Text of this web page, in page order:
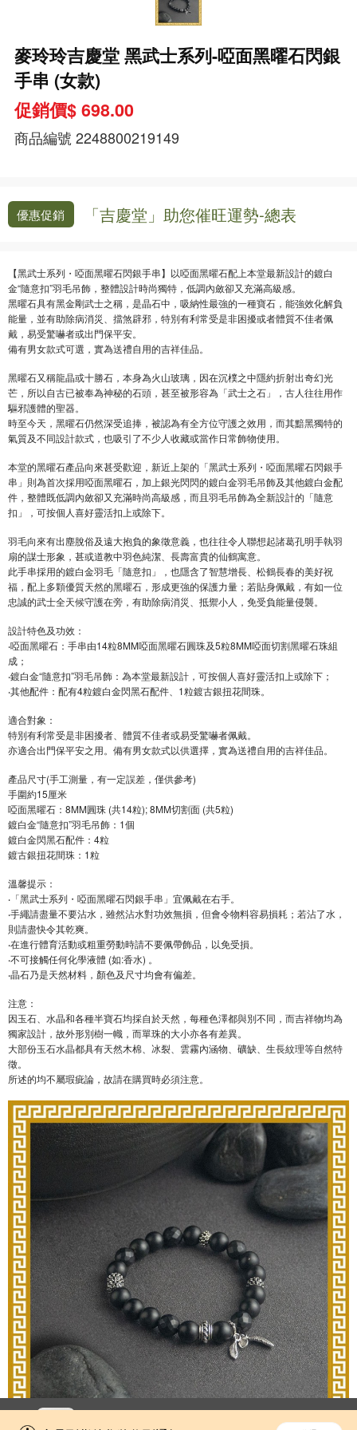
麥玲玲吉慶堂 黑武士系列-啞面黑曜石閃銀
手串 (女款)
促銷價$ 698.00
商品編號 2248800219149
優惠促銷 「吉慶堂」助您催旺運勢-總表
【黑武士系列・啞面黑曜石閃銀手串】以啞面黑曜石配上本堂最新設計的鍍白
金“隨意扣”羽毛吊飾，整體設計時尚獨特，低調內斂卻又充滿高級感。
黑曜石具有黑金剛武士之稱，是晶石中，吸納性最強的一種寶石，能強效化解負
能量，並有助除病消災、擋煞辟邪，特別有利常受是非困擾或者體質不佳者佩
戴，易受驚嚇者或出門保平安。
備有男女款式可選，實為送禮自用的吉祥佳品。
黑曜石又稱龍晶或十勝石，本身為火山玻璃，因在沉樸之中隱約折射出奇幻光
芒，所以自古已被奉為神秘的石頭，甚至被形容為「武士之石」，古人往往用作
驅邪護體的聖器。
時至今天，黑曜石仍然深受追捧，被認為有全方位守護之效用，而其黯黑獨特的
氣質及不同設計款式，也吸引了不少人收藏或當作日常飾物使用。
本堂的黑曜石產品向來甚受歡迎，新近上架的「黑武士系列・啞面黑曜石閃銀手
串」則為首次採用啞面黑曜石，加上銀光閃閃的鍍白金羽毛吊飾及其他鍍白金配
件，整體既低調內斂卻又充滿時尚高級感，而且羽毛吊飾為全新設計的「隨意
扣」，可按個人喜好靈活扣上或除下。
羽毛向來有出塵脫俗及遠大抱負的象徵意義，也往往令人聯想起諸葛孔明手執羽
扇的謀士形象，甚或道教中羽色純潔、長壽富貴的仙鶴寓意。
此手串採用的鍍白金羽毛「隨意扣」，也隱含了智慧增長、松鶴長春的美好祝
福，配上多顆優質天然的黑曜石，形成更強的保護力量；若貼身佩戴，有如一位
忠誠的武士全天候守護在旁，有助除病消災、抵禦小人，免受負能量侵襲。
設計特色及功效：
‧啞面黑曜石：手串由14粒8MM啞面黑曜石圓珠及5粒8MM啞面切割黑曜石珠組
成；
‧鍍白金“隨意扣”羽毛吊飾：為本堂最新設計，可按個人喜好靈活扣上或除下；
‧其他配件：配有4粒鍍白金閃黑石配件、1粒鍍古銀扭花間珠。
適合對象：
特別有利常受是非困擾者、體質不佳者或易受驚嚇者佩戴。
亦適合出門保平安之用。備有男女款式以供選擇，實為送禮自用的吉祥佳品。
產品尺寸(手工測量，有一定誤差，僅供參考)
手圍約15厘米
啞面黑曜石：8MM圓珠 (共14粒); 8MM切割面 (共5粒)
鍍白金“隨意扣”羽毛吊飾：1個
鍍白金閃黑石配件：4粒
鍍古銀扭花間珠：1粒
溫馨提示：
‧「黑武士系列・啞面黑曜石閃銀手串」宜佩戴在右手。
‧手繩請盡量不要沾水，雖然沾水對功效無損，但會令物料容易損耗；若沾了水，
則請盡快令其乾爽。
‧在進行體育活動或粗重勞動時請不要佩帶飾品，以免受損。
‧不可接觸任何化學液體 (如:香水) 。
‧晶石乃是天然材料，顏色及尺寸均會有偏差。
注意：
因玉石、水晶和各種半寶石均採自於天然，每種色澤都與別不同，而吉祥物均為
獨家設計，故外形別樹一幟，而單珠的大小亦各有差異。
大部份玉石水晶都具有天然木棉、冰裂、雲霧內涵物、礦缺、生長紋理等自然特
徵。
所述的均不屬瑕疵論，故請在購買時必須注意。